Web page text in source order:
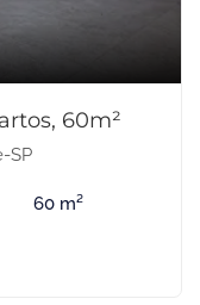
60m²
SP
60 m²